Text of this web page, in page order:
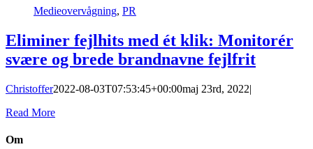
Medieovervågning, PR
Eliminer fejlhits med ét klik: Monitorér
svære og brede brandnavne fejlfrit
Christoffer2022-08-03T07:53:45+00:00maj 23rd, 2022|
Read More
Om